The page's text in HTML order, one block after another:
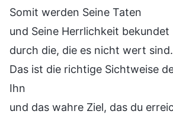
Somit werden Seine Taten
und Seine Herrlichkeit bekundet
durch die, die es nicht wert sind.
Das ist die richtige Sichtweise
Ihn
und das wahre Ziel, das du